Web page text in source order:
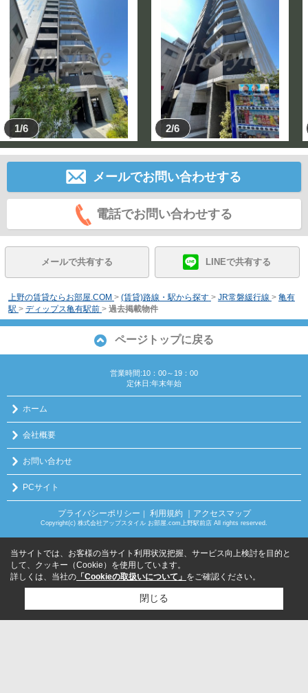
1/6 2/6
メールでお問い合わせする
電話でお問い合わせする
メールで共有する LINEで共有する
上野の賃貸ならお部屋.COM > (賃貸)路線・駅から探す > JR常磐緩行線 > 亀有
駅 > ディップス亀有駅前 > 過去掲載物件
ページトップに戻る
営業時間:10：00～19：00
定休日:年末年始
ホーム
会社概要
お問い合わせ
PCサイト
プライバシーポリシー ｜ 利用規約 ｜アクセスマップ
Copyright(c) 株式会社アップスタイル お部屋.com上野駅前店 All rights reserved.
当サイトでは、お客様の当サイト利用状況把握、サービス向上検討を目的と
して、クッキー（Cookie）を使用しています。
詳しくは、当社の 「Cookieの取扱いについて」 をご確認ください。
閉じる